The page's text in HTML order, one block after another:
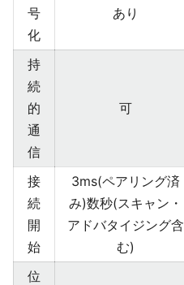
号
化
あり
持
続
的
通
信
可
接
続
開
始
3ms(ペアリング済
み)数秒(スキャン・
アドバタイジング含
む)
位